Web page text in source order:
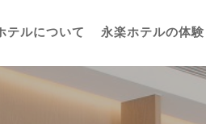
テルについて 永楽ホテルの体験